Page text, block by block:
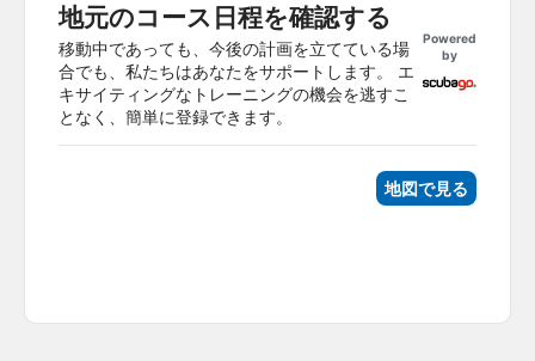
地元のコース日程を確認する
移動中であっても、今後の計画を立てている場
合でも、私たちはあなたをサポートします。 エ
キサイティングなトレーニングの機会を逃すこ
となく、簡単に登録できます。
Powered
by
地図で見る